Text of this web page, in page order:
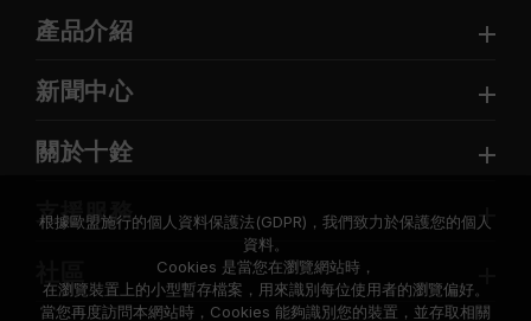
產品介紹
新聞中心
關於十銓
支援服務
根據歐盟施行的個人資料保護法(GDPR)，我們致力於保護您的個人
資料。
Cookies 是當您在瀏覽網站時，
在瀏覽裝置上的小型暫存檔案，用來識別每位使用者的瀏覽偏好。
當您再度訪問本網站時，Cookies 能夠識別您的裝置，並存取相關